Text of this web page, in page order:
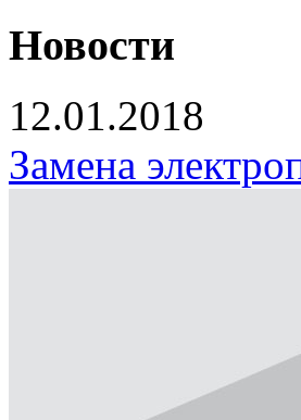
Новости
12.01.2018
Замена